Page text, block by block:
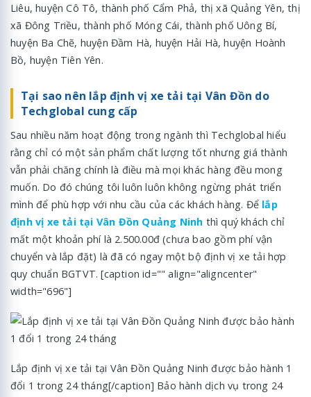
Liêu, huyện Cô Tô, thành phố Cẩm Phả, thị xã Quảng Yên, thị
xã Đông Triều, thành phố Móng Cái, thành phố Uông Bí,
huyện Ba Chẽ, huyện Đầm Hà, huyện Hải Hà, huyện Hoành
Bồ, huyện Tiên Yên.
Tại sao nên lắp định vị xe tải tại Vân Đồn do
Techglobal cung cấp
Sau nhiều năm hoạt động trong ngành thì Techglobal hiểu
rằng chỉ có một sản phẩm chất lượng tốt nhưng giá thành
vẫn phải chăng chính là điều mà mọi khác hàng đều mong
muốn. Do đó chúng tôi luôn luôn không ngừng phát triển
mình để phù hợp với nhu cầu của các khách hàng. Để lắp
định vị xe tải tại Vân Đồn Quảng Ninh thì quý khách chỉ
mất một khoản phí là 2.500.00đ (chưa bao gồm phí vận
chuyển và lắp đặt) là đã có ngay một bộ định vị xe tải hợp
quy chuẩn BGTVT. [caption id="" align="aligncenter"
width="696"]
Lắp định vị xe tải tại Vân Đồn Quảng Ninh được bảo hành 1
đổi 1 trong 24 tháng[/caption] Bảo hành dịch vụ trong 24